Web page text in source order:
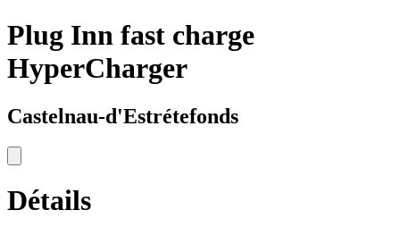
Plug Inn fast charge
HyperCharger
Castelnau-d'Estrétefonds
Détails